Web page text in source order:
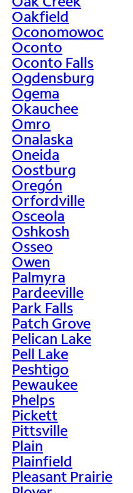
Oakfield
Oconomowoc
Oconto
Oconto Falls
Ogdensburg
Ogema
Okauchee
Omro
Onalaska
Oneida
Oostburg
Oregón
Orfordville
Osceola
Oshkosh
Osseo
Owen
Palmyra
Pardeeville
Park Falls
Patch Grove
Pelican Lake
Pell Lake
Peshtigo
Pewaukee
Phelps
Pickett
Pittsville
Plain
Plainfield
Pleasant Prairie